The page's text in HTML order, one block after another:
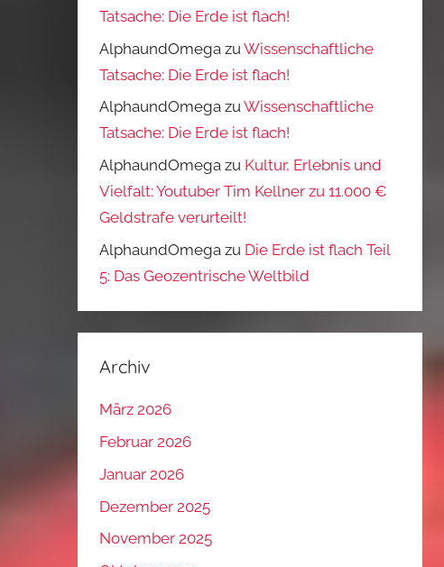
Tatsache: Die Erde ist flach!
AlphaundOmega zuWissenschaftliche
Tatsache: Die Erde ist flach!
AlphaundOmega zuWissenschaftliche
Tatsache: Die Erde ist flach!
AlphaundOmega zu Kultur, Erlebnis und
Vielfalt: Youtuber Tim Kellner zu 11.000 €
Geldstrafe verurteilt!
AlphaundOmega zu Die Erde ist flach Teil
5: Das Geozentrische Weltbild
Archiv
März 2026
Februar 2026
Januar 2026
Dezember 2025
November 2025